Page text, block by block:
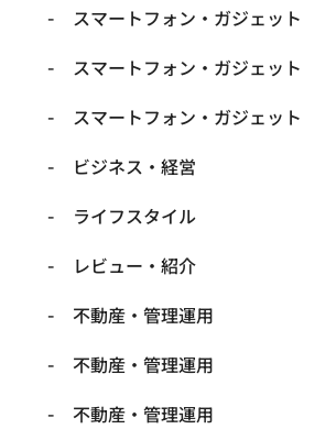
スマートフォン・ガジェット
スマートフォン・ガジェット
スマートフォン・ガジェット
ビジネス・経営
ライフスタイル
レビュー・紹介
不動産・管理運用
不動産・管理運用
不動産・管理運用